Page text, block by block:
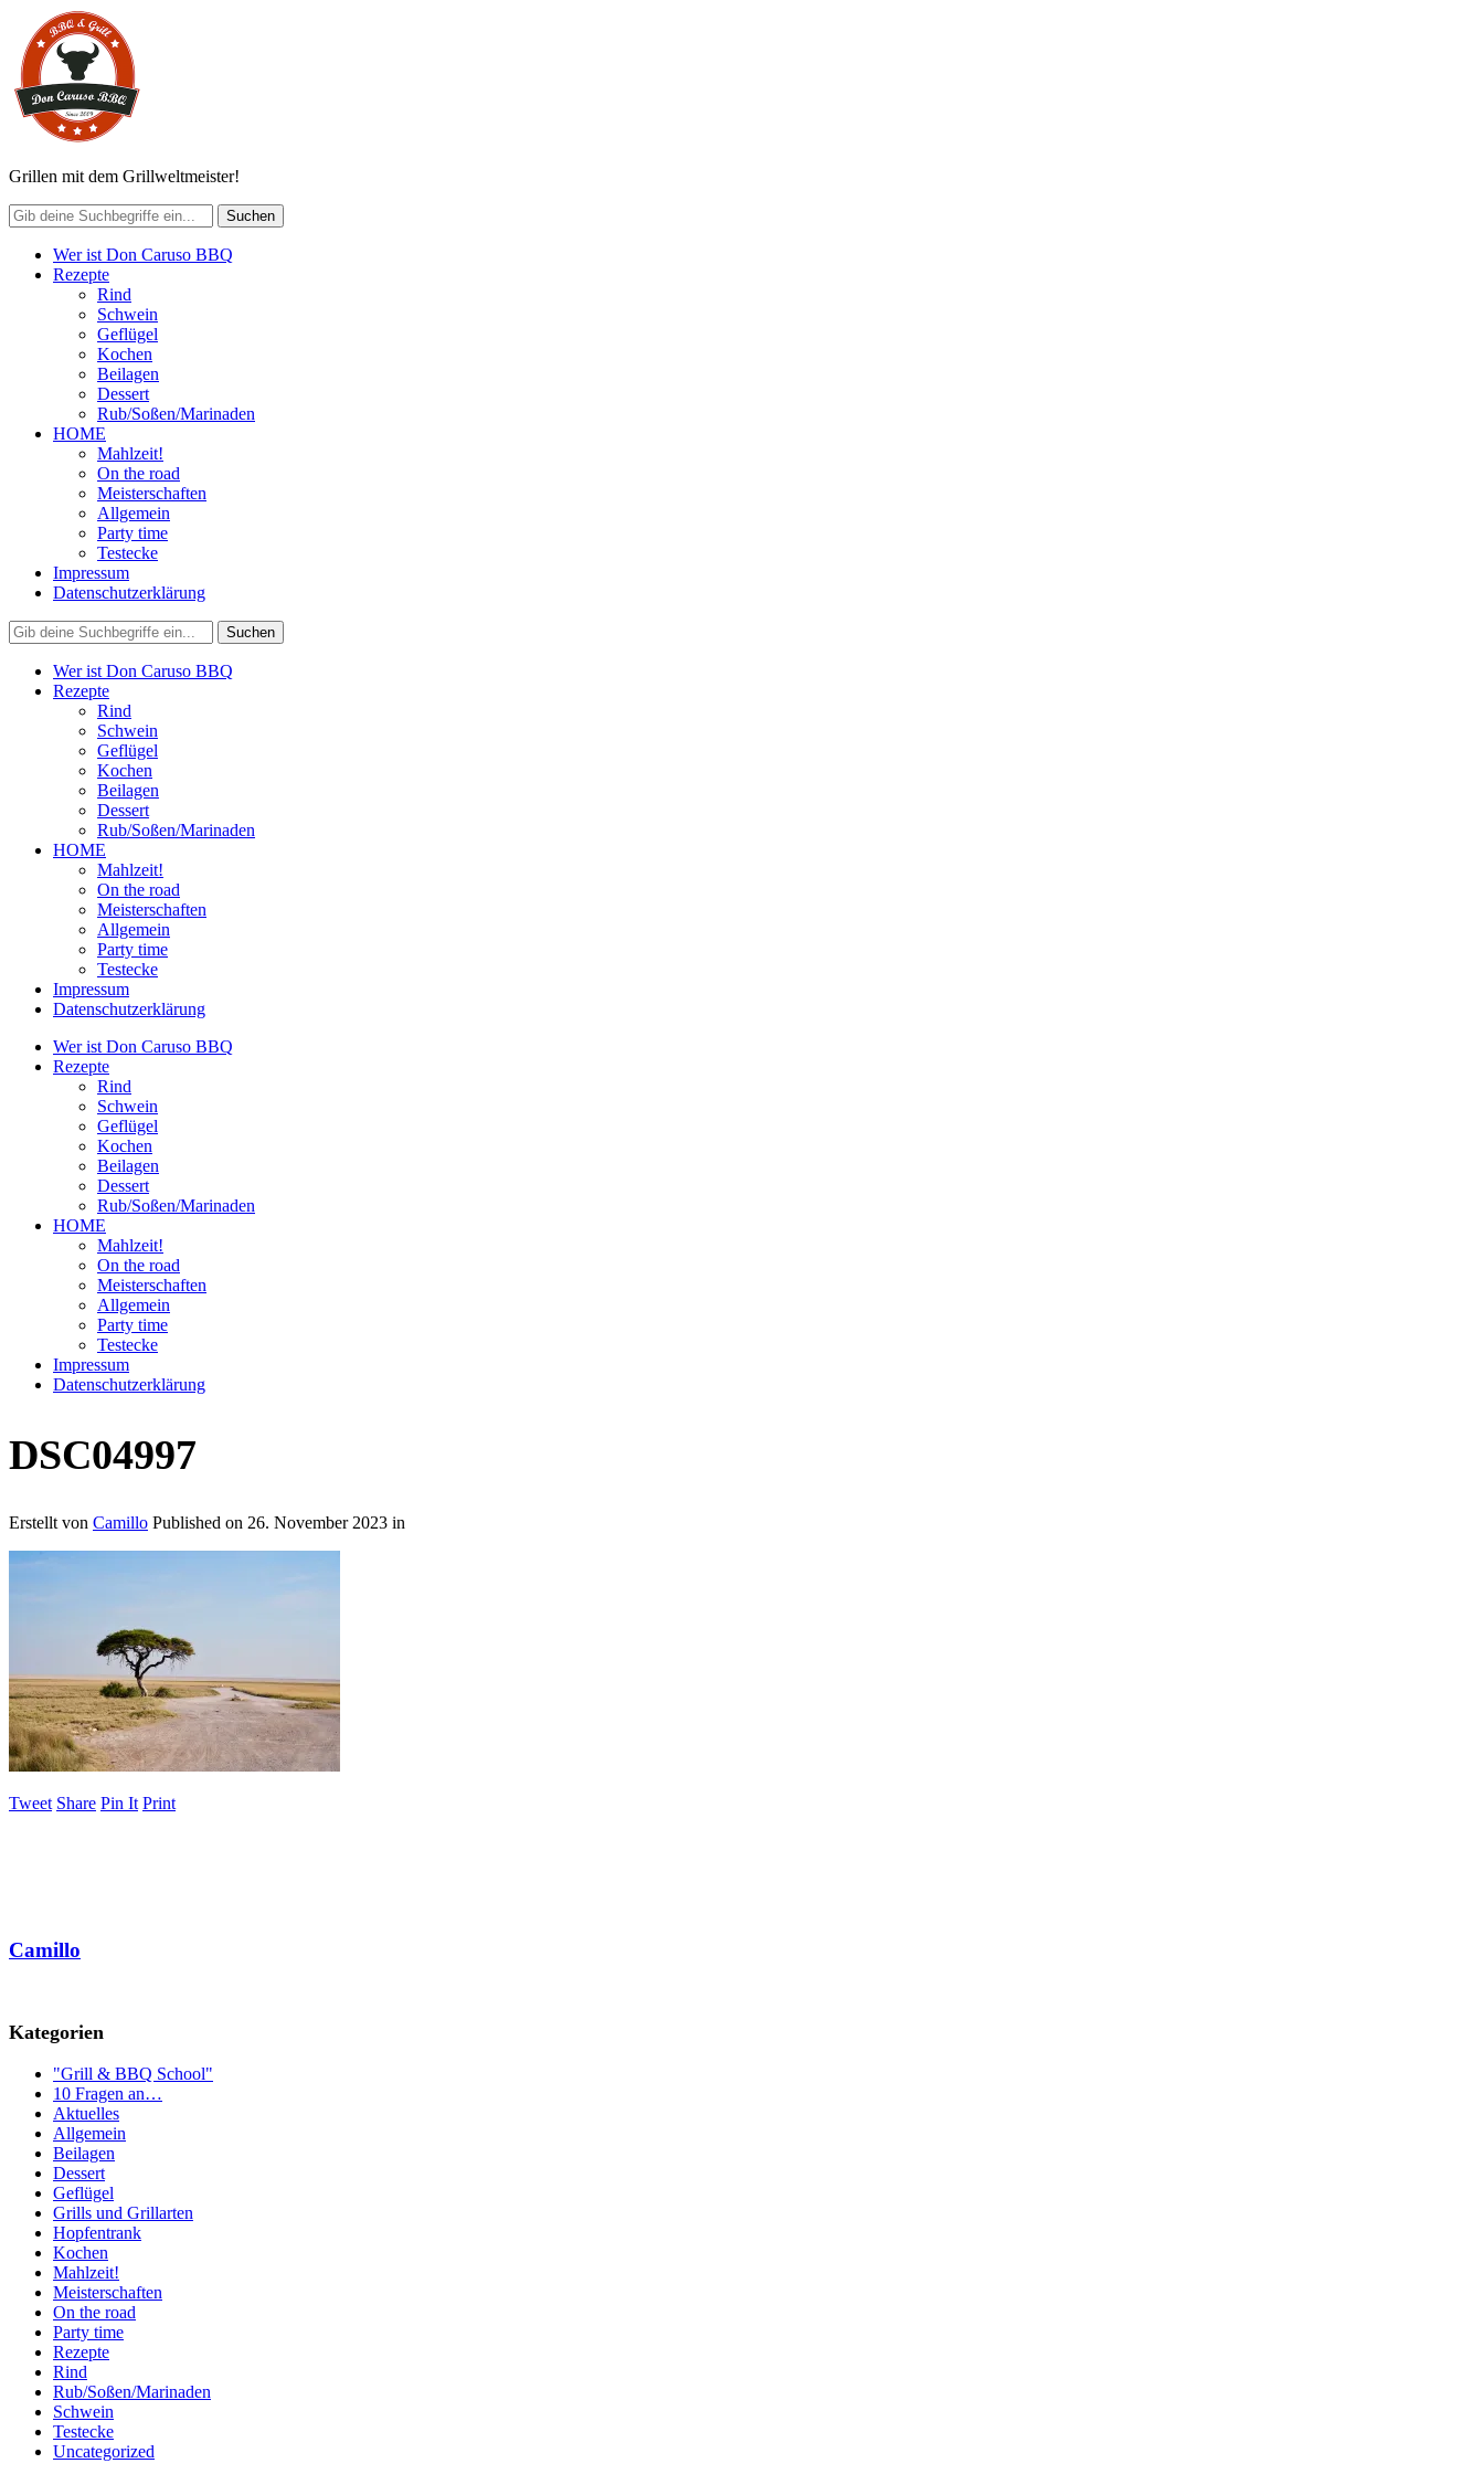
Grillen mit dem Grillweltmeister!
Wer ist Don Caruso BBQ
Rezepte
Rind
Schwein
Geflügel
Kochen
Beilagen
Dessert
Rub/Soßen/Marinaden
HOME
Mahlzeit!
On the road
Meisterschaften
Allgemein
Party time
Testecke
Impressum
Datenschutzerklärung
Wer ist Don Caruso BBQ
Rezepte
Rind
Schwein
Geflügel
Kochen
Beilagen
Dessert
Rub/Soßen/Marinaden
HOME
Mahlzeit!
On the road
Meisterschaften
Allgemein
Party time
Testecke
Impressum
Datenschutzerklärung
Wer ist Don Caruso BBQ
Rezepte
Rind
Schwein
Geflügel
Kochen
Beilagen
Dessert
Rub/Soßen/Marinaden
HOME
Mahlzeit!
On the road
Meisterschaften
Allgemein
Party time
Testecke
Impressum
Datenschutzerklärung
DSC04997
Erstellt von Camillo Published on 26. November 2023 in
Tweet Share Pin It Print
Camillo
Kategorien
"Grill & BBQ School"
10 Fragen an…
Aktuelles
Allgemein
Beilagen
Dessert
Geflügel
Grills und Grillarten
Hopfentrank
Kochen
Mahlzeit!
Meisterschaften
On the road
Party time
Rezepte
Rind
Rub/Soßen/Marinaden
Schwein
Testecke
Uncategorized